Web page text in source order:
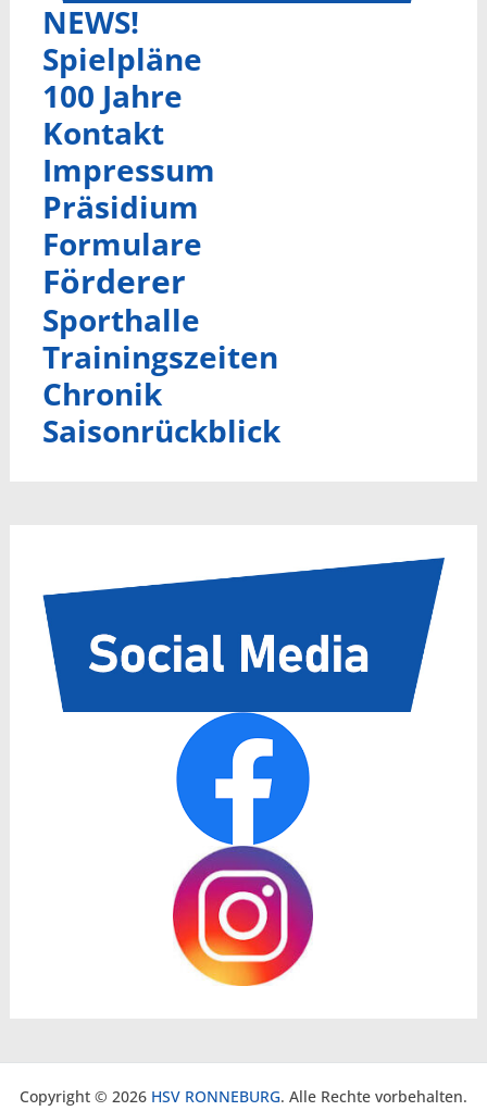
NEWS!
Spielpläne
100 Jahre
Kontakt
Impressum
Präsidium
Formulare
Förderer
Sporthalle
Trainingszeiten
Chronik
Saisonrückblick
Copyright © 2026 HSV RONNEBURG. Alle Rechte vorbehalten.